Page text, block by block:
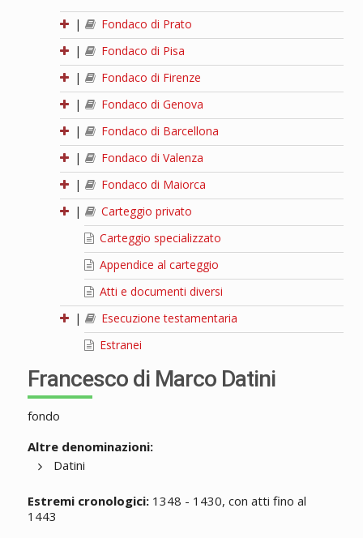
|
Fondaco di Prato
|
Fondaco di Pisa
|
Fondaco di Firenze
|
Fondaco di Genova
|
Fondaco di Barcellona
|
Fondaco di Valenza
|
Fondaco di Maiorca
|
Carteggio privato
Carteggio specializzato
Appendice al carteggio
Atti e documenti diversi
|
Esecuzione testamentaria
Estranei
Francesco di Marco Datini
fondo
Altre denominazioni:
Datini
Estremi cronologici:1348 - 1430, con atti fino al
1443